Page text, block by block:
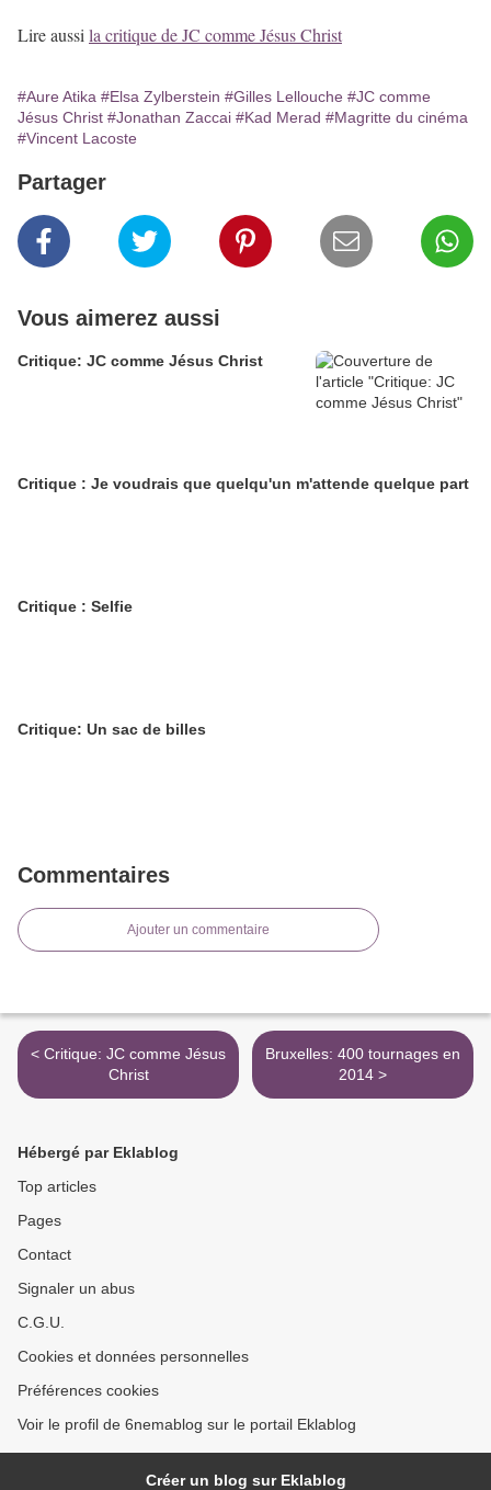
Lire aussi la critique de JC comme Jésus Christ
#Aure Atika #Elsa Zylberstein #Gilles Lellouche #JC comme
Jésus Christ #Jonathan Zaccai #Kad Merad #Magritte du cinéma
#Vincent Lacoste
Partager
Vous aimerez aussi
Critique: JC comme Jésus Christ
Critique : Je voudrais que quelqu'un m'attende quelque part
Critique : Selfie
Critique: Un sac de billes
Commentaires
Ajouter un commentaire
< Critique: JC comme Jésus
Christ
Bruxelles: 400 tournages en
2014 >
Hébergé par Eklablog
Top articles
Pages
Contact
Signaler un abus
C.G.U.
Cookies et données personnelles
Préférences cookies
Voir le profil de 6nemablog sur le portail Eklablog
Créer un blog sur Eklablog